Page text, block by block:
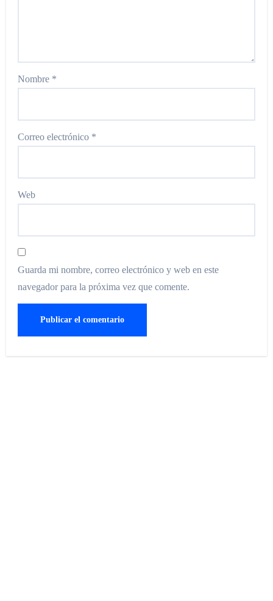
Nombre *
Correo electrónico *
Web
Guarda mi nombre, correo electrónico y web en este
navegador para la próxima vez que comente.